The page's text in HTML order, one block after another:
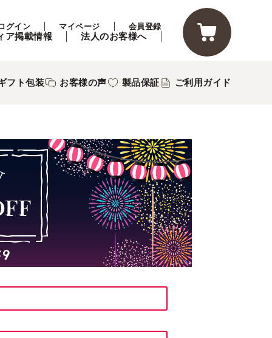
グイン マイページ 会員登録
ア掲載情報 法人のお客様へ
フト包装 お客様の声 製品保証 ご利用ガイド